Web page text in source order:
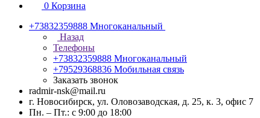
0 Корзина
+73832359888 Многоканальный
Назад
Телефоны
+73832359888 Многоканальный
+79529368836 Мобильная связь
Заказать звонок
radmir-nsk@mail.ru
г. Новосибирск, ул. Оловозаводская, д. 25, к. 3, офис 7
Пн. – Пт.: с 9:00 до 18:00